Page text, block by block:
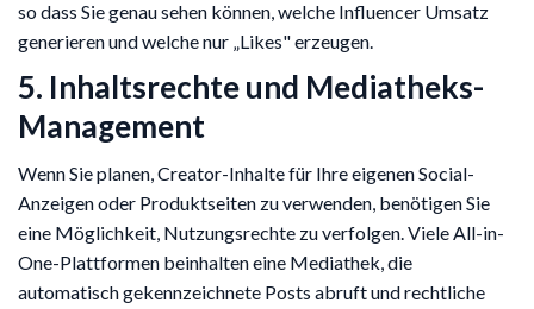
so dass Sie genau sehen können, welche Influencer Umsatz
generieren und welche nur „Likes" erzeugen.
5. Inhaltsrechte und Mediatheks-
Management
Wenn Sie planen, Creator-Inhalte für Ihre eigenen Social-
Anzeigen oder Produktseiten zu verwenden, benötigen Sie
eine Möglichkeit, Nutzungsrechte zu verfolgen. Viele All-in-
One-Plattformen beinhalten eine Mediathek, die
automatisch gekennzeichnete Posts abruft und rechtliche